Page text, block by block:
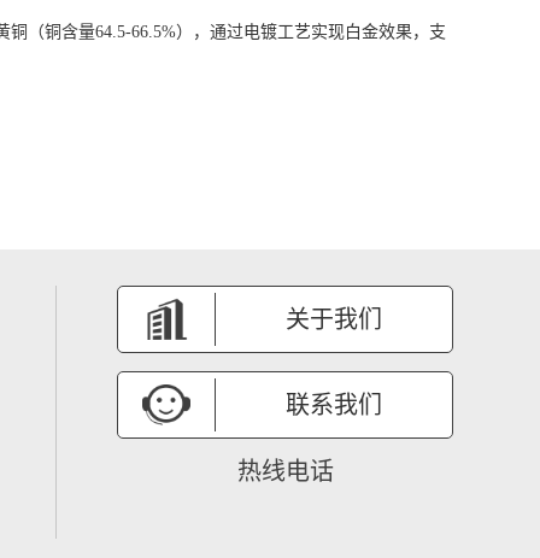
（铜含量64.5-66.5%），通过电镀工艺实现白金效果，支
关于我们
联系我们
热线电话